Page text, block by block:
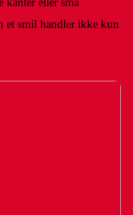
et smil handler ikke kun